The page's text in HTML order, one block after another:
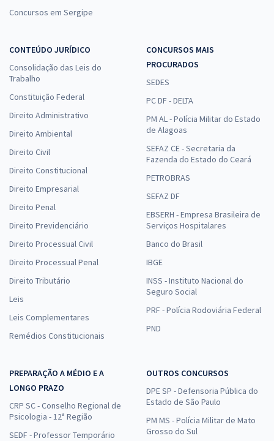
Concursos em Sergipe
CONTEÚDO JURÍDICO
Consolidação das Leis do
Trabalho
Constituição Federal
Direito Administrativo
Direito Ambiental
Direito Civil
Direito Constitucional
Direito Empresarial
Direito Penal
Direito Previdenciário
Direito Processual Civil
Direito Processual Penal
Direito Tributário
Leis
Leis Complementares
Remédios Constitucionais
CONCURSOS MAIS
PROCURADOS
SEDES
PC DF - DELTA
PM AL - Polícia Militar do Estado
de Alagoas
SEFAZ CE - Secretaria da
Fazenda do Estado do Ceará
PETROBRAS
SEFAZ DF
EBSERH - Empresa Brasileira de
Serviços Hospitalares
Banco do Brasil
IBGE
INSS - Instituto Nacional do
Seguro Social
PRF - Polícia Rodoviária Federal
PND
PREPARAÇÃO A MÉDIO E A
LONGO PRAZO
CRP SC - Conselho Regional de
Psicologia - 12ª Região
SEDF - Professor Temporário
OUTROS CONCURSOS
DPE SP - Defensoria Pública do
Estado de São Paulo
PM MS - Polícia Militar de Mato
Grosso do Sul